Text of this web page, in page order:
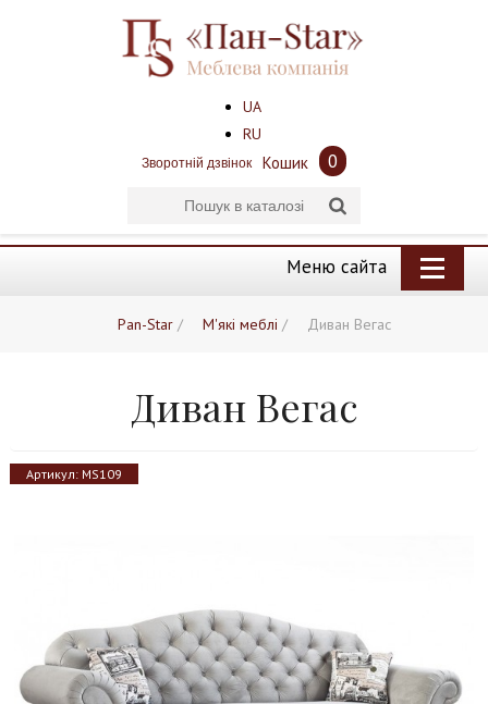
UA
RU
Зворотній дзвінок Кошик 0
Меню сайта
Pan-Star / М'які меблі / Диван Вегас
Диван Вегас
Артикул: MS109